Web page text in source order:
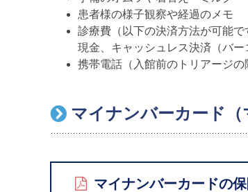
患者様の様子観察や経過のメモ
診療費（以下の決済方法が可能で
現金、キャッシュレス決済（バー
携帯電話（入館前のトリアージの
マイナンバーカード（
マイナンバーカードの